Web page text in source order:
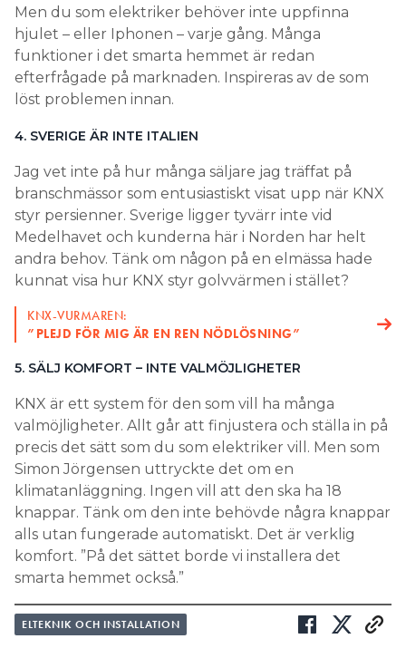
Men du som elektriker behöver inte uppfinna
hjulet – eller Iphonen – varje gång. Många
funktioner i det smarta hemmet är redan
efterfrågade på marknaden. Inspireras av de som
löst problemen innan.
4. SVERIGE ÄR INTE ITALIEN
Jag vet inte på hur många säljare jag träffat på
branschmässor som entusiastiskt visat upp när KNX
styr persienner. Sverige ligger tyvärr inte vid
Medelhavet och kunderna här i Norden har helt
andra behov. Tänk om någon på en elmässa hade
kunnat visa hur KNX styr golvvärmen i stället?
KNX-VURMAREN:
”PLEJD FÖR MIG ÄR EN REN NÖDLÖSNING”
5. SÄLJ KOMFORT – INTE VALMÖJLIGHETER
KNX är ett system för den som vill ha många
valmöjligheter. Allt går att finjustera och ställa in på
precis det sätt som du som elektriker vill. Men som
Simon Jörgensen uttryckte det om en
klimatanläggning. Ingen vill att den ska ha 18
knappar. Tänk om den inte behövde några knappar
alls utan fungerade automatiskt. Det är verklig
komfort. ”På det sättet borde vi installera det
smarta hemmet också.”
ELTEKNIK OCH INSTALLATION